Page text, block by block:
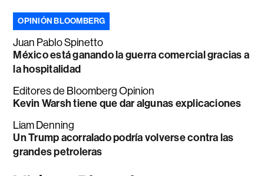
OPINIÓN BLOOMBERG
Juan Pablo Spinetto
México está ganando la guerra comercial gracias a
la hospitalidad
Editores de Bloomberg Opinion
Kevin Warsh tiene que dar algunas explicaciones
Liam Denning
Un Trump acorralado podría volverse contra las
grandes petroleras